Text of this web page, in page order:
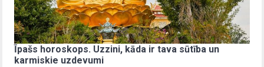
Īpašs horoskops. Uzzini, kāda ir tava sūtība un
karmiskie uzdevumi